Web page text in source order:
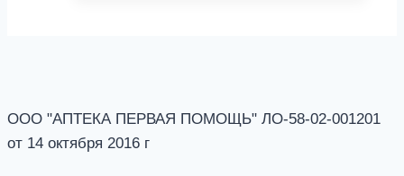
ООО "АПТЕКА ПЕРВАЯ ПОМОЩЬ" ЛО-58-02-001201
от 14 октября 2016 г